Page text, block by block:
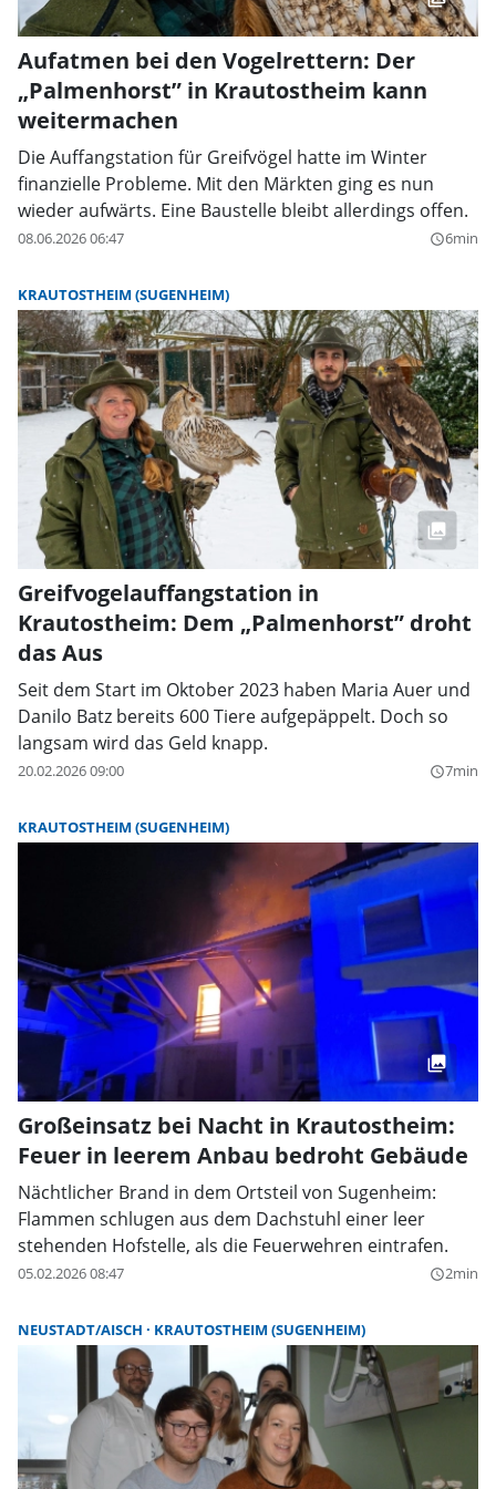
Aufatmen bei den Vogelrettern: Der
„Palmenhorst” in Krautostheim kann
weitermachen
Die Auffangstation für Greifvögel hatte im Winter
finanzielle Probleme. Mit den Märkten ging es nun
wieder aufwärts. Eine Baustelle bleibt allerdings offen.
08.06.2026 06:47 query_builder6min
KRAUTOSTHEIM (SUGENHEIM)
Greifvogelauffangstation in
Krautostheim: Dem „Palmenhorst” droht
das Aus
Seit dem Start im Oktober 2023 haben Maria Auer und
Danilo Batz bereits 600 Tiere aufgepäppelt. Doch so
langsam wird das Geld knapp.
20.02.2026 09:00 query_builder7min
KRAUTOSTHEIM (SUGENHEIM)
Großeinsatz bei Nacht in Krautostheim:
Feuer in leerem Anbau bedroht Gebäude
Nächtlicher Brand in dem Ortsteil von Sugenheim:
Flammen schlugen aus dem Dachstuhl einer leer
stehenden Hofstelle, als die Feuerwehren eintrafen.
05.02.2026 08:47 query_builder2min
NEUSTADT/AISCH KRAUTOSTHEIM (SUGENHEIM)